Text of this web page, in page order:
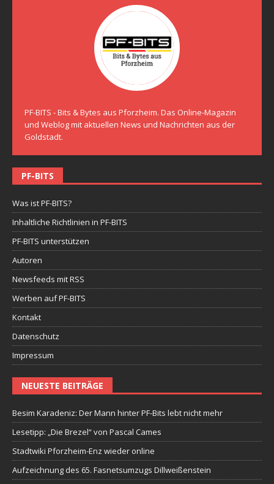
PF-BITS - Bits & Bytes aus Pforzheim. Das Online-Magazin
und Weblog mit aktuellen News und Nachrichten aus der
Goldstadt.
PF-BITS
Was ist PF-BITS?
Inhaltliche Richtlinien in PF-BITS
PF-BITS unterstützen
Autoren
Newsfeeds mit RSS
Werben auf PF-BITS
Kontakt
Datenschutz
Impressum
NEUESTE BEITRÄGE
Besim Karadeniz: Der Mann hinter PF-Bits lebt nicht mehr
Lesetipp: „Die Brezel“ von Pascal Cames
Stadtwiki Pforzheim-Enz wieder online
Aufzeichnung des 65. Fasnetsumzugs Dillweißenstein